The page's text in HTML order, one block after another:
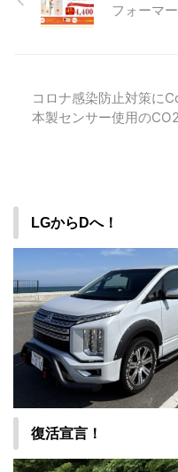
フォーマ
コロナ感染防止対策に
本製センサー使用の
LGからDへ！
復活宣言！